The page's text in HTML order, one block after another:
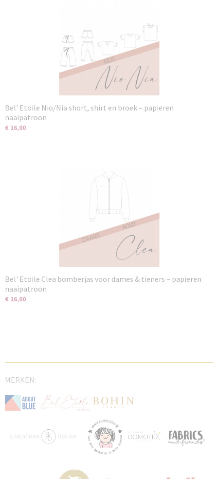
Bel' Etoile Nio/Nia short, shirt en broek – papieren
naaipatroon
€ 16,00
Bel' Etoile Clea bomberjas voor dames & tieners – papieren
naaipatroon
€ 16,00
MERKEN: